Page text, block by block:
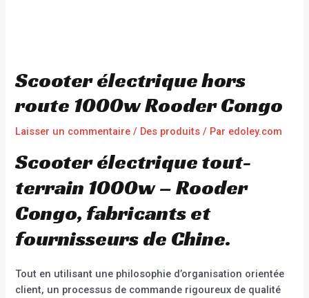
Scooter électrique hors
route 1000w Rooder Congo
Laisser un commentaire / Des produits / Par edoley.com
Scooter électrique tout-
terrain 1000w – Rooder
Congo, fabricants et
fournisseurs de Chine.
Tout en utilisant une philosophie d’organisation orientée
client, un processus de commande rigoureux de qualité